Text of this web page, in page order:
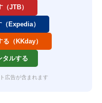
JTB）
Expedia）
（KKday）
タルする
広告が含まれます